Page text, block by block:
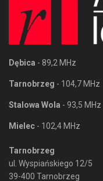
Dębica - 89,2 MHz
Tarnobrzeg - 104,7 MHz
Stalowa Wola - 93,5 MHz
Mielec - 102,4 MHz
Tarnobrzeg
ul. Wyspiańskiego 12/5
39-400 Tarnobrzeg